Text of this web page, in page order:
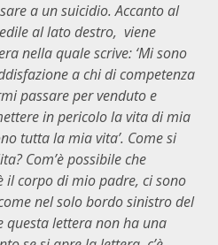
a un suicidio. Accanto al
al lato destro, viene
nella quale scrive: ‘Mi sono
a chi di competenza
passare per venduto e
in pericolo la vita di mia
tutta la mia vita’. Come si
Com’è possibile che
il corpo di mio padre, ci sono
nel solo bordo sinistro del
questa lettera non ha una